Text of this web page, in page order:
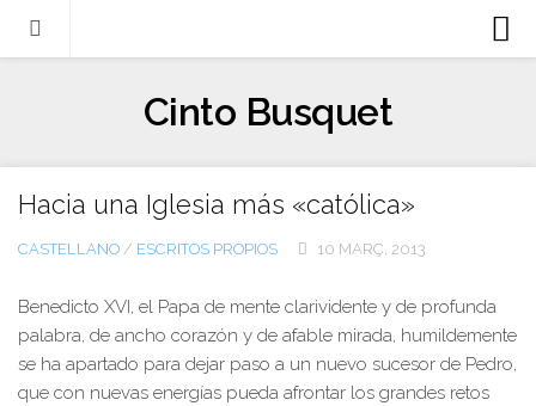
Llibres
Escrits-articles
Notícies
Castellano
Italiano
English
Cinto Busquet
Hacia una Iglesia más «católica»
CASTELLANO / ESCRITOS PROPIOS 10 MARÇ, 2013
Benedicto XVI, el Papa de mente clarividente y de profunda
palabra, de ancho corazón y de afable mirada, humildemente
se ha apartado para dejar paso a un nuevo sucesor de Pedro,
que con nuevas energías pueda afrontar los grandes retos